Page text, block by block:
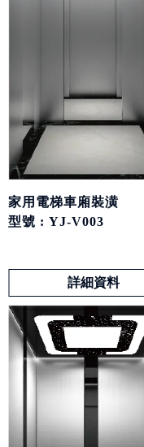
家用電梯車廂裝潢
型號 : YJ-V003
詳細資料